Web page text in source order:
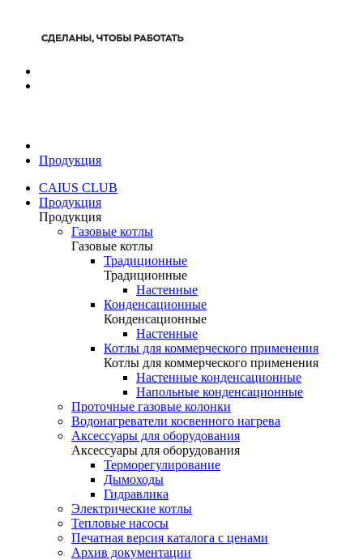
Продукция
CAIUS CLUB
Продукция
Продукция
Газовые котлы
Газовые котлы
Традиционные
Традиционные
Настенные
Конденсационные
Конденсационные
Настенные
Котлы для коммерческого применения
Котлы для коммерческого применения
Настенные конденсационные
Напольные конденсационные
Проточные газовые колонки
Водонагреватели косвенного нагрева
Аксессуары для оборудования
Аксессуары для оборудования
Терморегулирование
Дымоходы
Гидравлика
Электрические котлы
Тепловые насосы
Печатная версия каталога с ценами
Архив документации